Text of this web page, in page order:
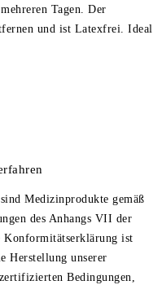
Tagen. Der
und ist Latexfrei. Ideal
Medizinprodukte gemäß
des Anhangs VII der
ist
Herstellung unserer
Bedingungen,